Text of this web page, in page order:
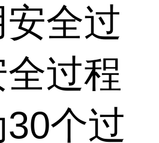
全过
过程
个过